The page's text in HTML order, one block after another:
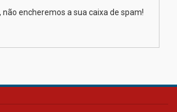
Transformadora reúne
não encheremos a sua caixa de spam!